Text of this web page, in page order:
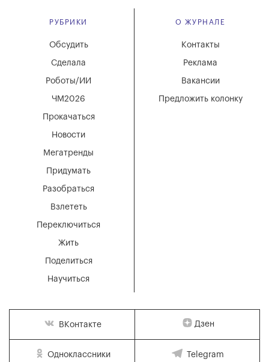
РУБРИКИ
Мегатренды
Придумать
Разобраться
Взлететь
Новости
Переключиться
Жить
Поделиться
Научиться
Обсудить
Сделала
Роботы/ИИ
ЧМ2026
Прокачаться
О ЖУРНАЛЕ
Вакансии
Реклама
Контакты
Предложить колонку
ВКонтакте Дзен
Одноклассники Telegram